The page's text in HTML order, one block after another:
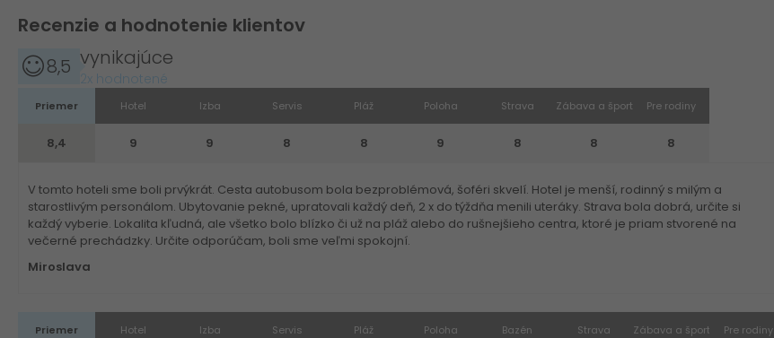
Recenzie a hodnotenie klientov
8,5 vynikajúce
2x hodnotené
Priemer
8,4
Hotel
9
Izba
9
Servis
8
Pláž
8
Poloha
9
Strava
8
Zábava a šport
8
Pre rodiny
8
V tomto hoteli sme boli prvýkrát. Cesta autobusom bola bezproblémová, šoféri skvelí. Hotel je menší, rodinný s milým a
starostlivým personálom. Ubytovanie pekné, upratovali každý deň, 2 x do týždňa menili uteráky. Strava bola dobrá, určite si
každý vyberie. Lokalita kľudná, ale všetko bolo blízko či už na pláž alebo do rušnejšieho centra, ktoré je priam stvorené na
večerné prechádzky. Určite odporúčam, boli sme veľmi spokojní.
Miroslava
Priemer Hotel Izba Servis Pláž Poloha Bazén Strava Zábava a šport Pre rodiny